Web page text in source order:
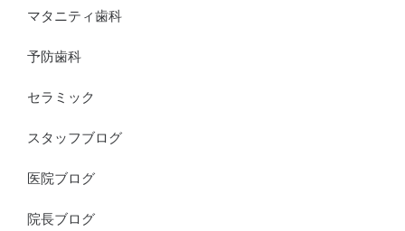
マタニティ歯科
予防歯科
セラミック
スタッフブログ
医院ブログ
院長ブログ